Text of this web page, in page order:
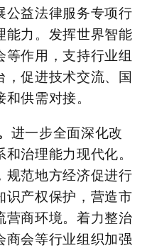
公益法律服务专项行
能力。发挥世界智能
等作用，支持行业组
，促进技术交流、国
供需对接。
进一步全面深化改
治理能力现代化。
规范地方经济促进行
识产权保护，营造市
营商环境。着力整治
商会等行业组织加强